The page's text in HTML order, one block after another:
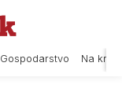
Gospodarstvo Na